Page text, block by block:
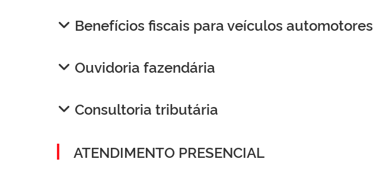
Benefícios fiscais para veículos automotores
Ouvidoria fazendária
Consultoria tributária
ATENDIMENTO PRESENCIAL